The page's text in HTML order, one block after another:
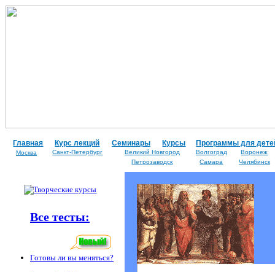
Главная Курс лекций Семинары Курсы Программы для
Москва Санкт-Петербург Великий Новгород Вoлгоград
Воронеж
Петрозаводск
Самара Челябинск
Все тесты:
Готовы ли вы меняться?